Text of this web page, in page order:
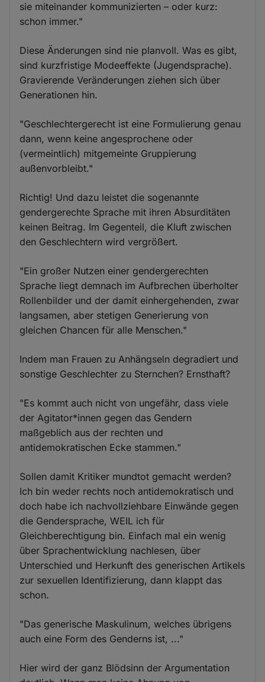
sie miteinander kommunizierten – oder kurz:
schon immer."
Diese Änderungen sind nie planvoll. Was es gibt,
sind kurzfristige Modeeffekte (Jugendsprache).
Gravierende Veränderungen ziehen sich über
Generationen hin.
"Geschlechtergerecht ist eine Formulierung genau
dann, wenn keine angesprochene oder
(vermeintlich) mitgemeinte Gruppierung
außenvorbleibt."
Richtig! Und dazu leistet die sogenannte
gendergerechte Sprache mit ihren Absurditäten
keinen Beitrag. Im Gegenteil, die Kluft zwischen
den Geschlechtern wird vergrößert.
"Ein großer Nutzen einer gendergerechten
Sprache liegt demnach im Aufbrechen überholter
Rollenbilder und der damit einhergehenden, zwar
langsamen, aber stetigen Generierung von
gleichen Chancen für alle Menschen."
Indem man Frauen zu Anhängseln degradiert und
sonstige Geschlechter zu Sternchen? Ernsthaft?
"Es kommt auch nicht von ungefähr, dass viele
der Agitator*innen gegen das Gendern
maßgeblich aus der rechten und
antidemokratischen Ecke stammen."
Sollen damit Kritiker mundtot gemacht werden?
Ich bin weder rechts noch antidemokratisch und
doch habe ich nachvollziehbare Einwände gegen
die Gendersprache, WEIL ich für
Gleichberechtigung bin. Einfach mal ein wenig
über Sprachentwicklung nachlesen, über
Unterschied und Herkunft des generischen Artikels
zur sexuellen Identifizierung, dann klappt das
schon.
"Das generische Maskulinum, welches übrigens
auch eine Form des Genderns ist, ..."
Hier wird der ganz Blödsinn der Argumentation